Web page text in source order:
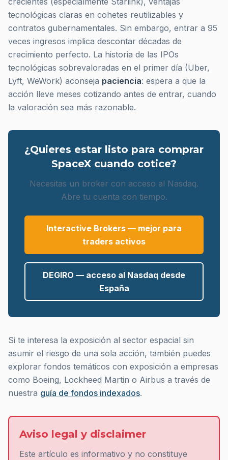
tecnológicas claras en cohetes reutilizables y
contratos gubernamentales. Sin embargo, entrar a 95
veces ingresos implica descontar décadas de
crecimiento perfecto. La historia de las IPOs
tecnológicas sobrevaloradas en el primer día (Uber,
Lyft, WeWork) aconseja paciencia: espera a que la
acción lleve meses cotizando antes de entrar, cuando
la valoración sea más razonable.
¿Quieres estar listo para comprar
SpaceX cuando cotice?
Necesitas un broker con acceso al Nasdaq.
Abre tu cuenta con tiempo.
Interactive Brokers — mejor para
traders activos
DEGIRO — acceso al Nasdaq desde
España
Si te interesa la exposición al sector espacial sin
asumir el riesgo de una sola acción, también puedes
explorar fondos temáticos con exposición a empresas
como Boeing, Lockheed Martin o Airbus a través de
nuestra guía de fondos indexados.
Aviso legal y disclaimer
Este artículo es informativo y no constituye